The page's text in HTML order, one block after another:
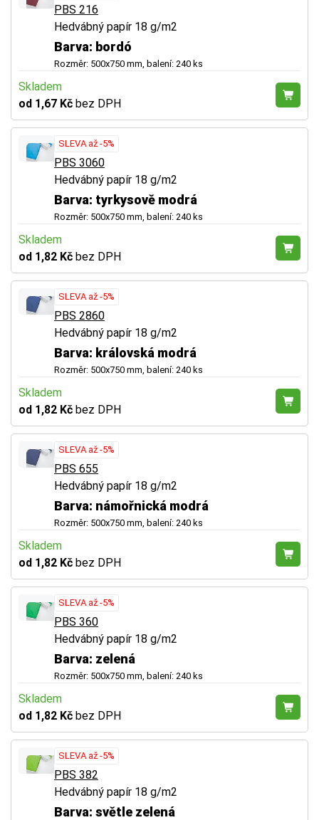
PBS 216
Hedvábný papír 18 g/m2
Barva: bordó
Rozměr: 500x750 mm, balení: 240 ks
Skladem
od 1,67 Kč bez DPH
SLEVA až -5%
PBS 3060
Hedvábný papír 18 g/m2
Barva: tyrkysově modrá
Rozměr: 500x750 mm, balení: 240 ks
Skladem
od 1,82 Kč bez DPH
SLEVA až -5%
PBS 2860
Hedvábný papír 18 g/m2
Barva: královská modrá
Rozměr: 500x750 mm, balení: 240 ks
Skladem
od 1,82 Kč bez DPH
SLEVA až -5%
PBS 655
Hedvábný papír 18 g/m2
Barva: námořnická modrá
Rozměr: 500x750 mm, balení: 240 ks
Skladem
od 1,82 Kč bez DPH
SLEVA až -5%
PBS 360
Hedvábný papír 18 g/m2
Barva: zelená
Rozměr: 500x750 mm, balení: 240 ks
Skladem
od 1,82 Kč bez DPH
SLEVA až -5%
PBS 382
Hedvábný papír 18 g/m2
Barva: světle zelená